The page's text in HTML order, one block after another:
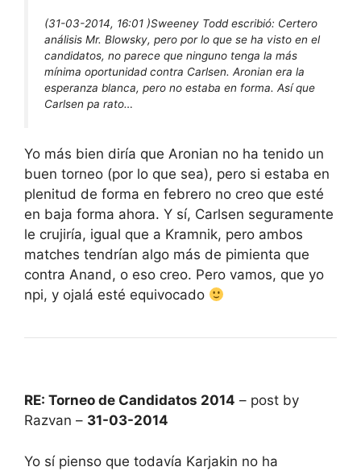
(31-03-2014, 16:01 )Sweeney Todd escribió: Certero
análisis Mr. Blowsky, pero por lo que se ha visto en el
candidatos, no parece que ninguno tenga la más
mínima oportunidad contra Carlsen. Aronian era la
esperanza blanca, pero no estaba en forma. Así que
Carlsen pa rato…
Yo más bien diría que Aronian no ha tenido un
buen torneo (por lo que sea), pero si estaba en
plenitud de forma en febrero no creo que esté
en baja forma ahora. Y sí, Carlsen seguramente
le crujiría, igual que a Kramnik, pero ambos
matches tendrían algo más de pimienta que
contra Anand, o eso creo. Pero vamos, que yo
npi, y ojalá esté equivocado
RE: Torneo de Candidatos 2014 – post by
Razvan – 31-03-2014
Yo sí pienso que todavía Karjakin no ha